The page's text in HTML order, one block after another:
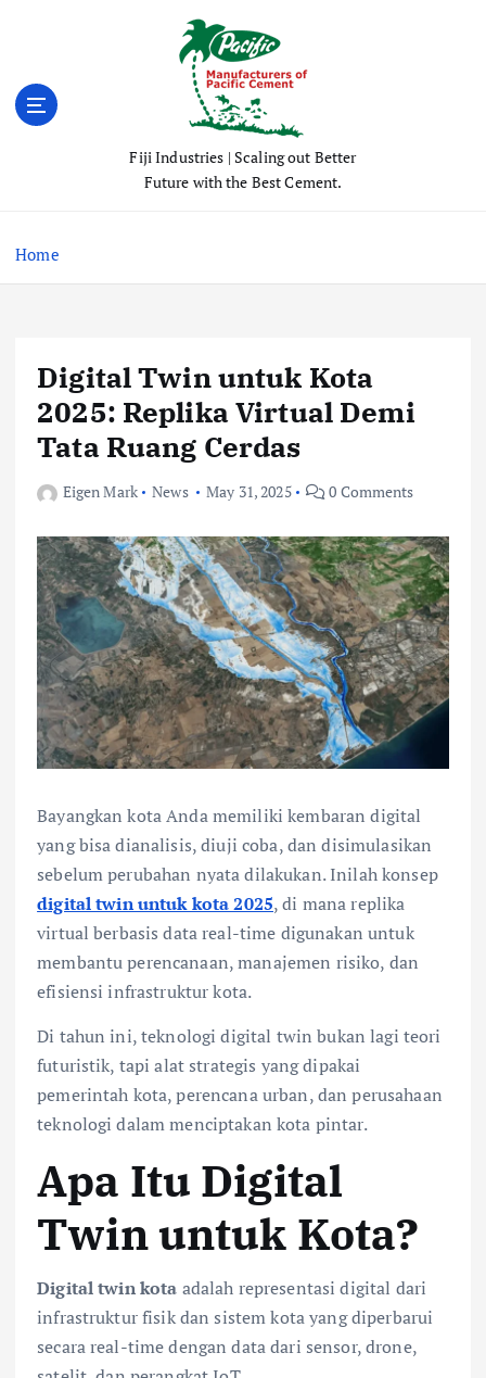
n
Fiji Industries | Scaling out Better
Future with the Best Cement.
Home
Digital Twin untuk Kota
2025: Replika Virtual Demi
Tata Ruang Cerdas
Eigen Mark News May 31, 2025 0 Comments
Bayangkan kota Anda memiliki kembaran digital
yang bisa dianalisis, diuji coba, dan disimulasikan
sebelum perubahan nyata dilakukan. Inilah konsep
digital twin untuk kota 2025, di mana replika
virtual berbasis data real-time digunakan untuk
membantu perencanaan, manajemen risiko, dan
efisiensi infrastruktur kota.
Di tahun ini, teknologi digital twin bukan lagi teori
futuristik, tapi alat strategis yang dipakai
pemerintah kota, perencana urban, dan perusahaan
teknologi dalam menciptakan kota pintar.
Apa Itu Digital
Twin untuk Kota?
Digital twin kota adalah representasi digital dari
infrastruktur fisik dan sistem kota yang diperbarui
secara real-time dengan data dari sensor, drone,